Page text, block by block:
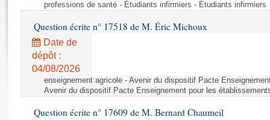
Rapports d'information
Rapports d'enquête
Rapports législatifs
Baromètre de l’application des lois
Anciennes législatures
Liens vers les sites publics
professions de santé - Étudiants infirmiers - Étudiants infirmiers
Question écrite n° 17518 de M. Éric Michoux
Date de
dépôt :
04/08/2026
enseignement agricole - Avenir du dispositif Pacte
Avenir du dispositif Pacte Enseignement pour les
Question écrite n° 17609 de M. Bernard Chaumeil